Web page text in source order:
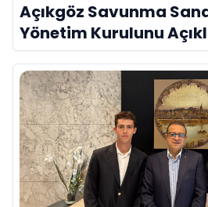
Açıkgöz Savunma
Yönetim Kurulunu
Savunma Sanayinde
Vurgusu